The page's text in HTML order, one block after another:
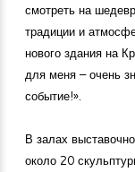
смотреть на
традиции и
нового здания на
для меня – очень
событие!».
В залах
около 20